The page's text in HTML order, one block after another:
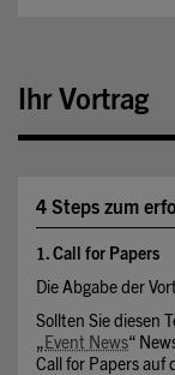
Ihr Vortrag
4 Steps zum
1. Call for Papers
Die Abgabe der
Sollten Sie diesen
„ Event News“
Call for Papers auf